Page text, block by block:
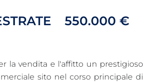
550.000 €
la vendita e l'affitto un prestigioso
sito nel corso principale di